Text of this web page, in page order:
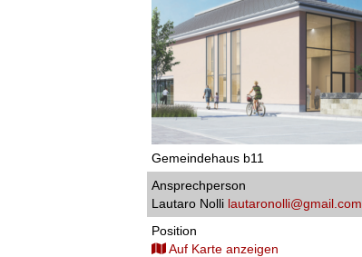
Gemeindehaus b11
Ansprechperson
Lautaro Nolli lautaronolli@gmail.com
Position
Auf Karte anzeigen